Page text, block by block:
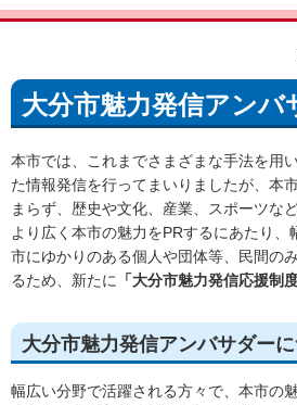
大分市魅力発信アンバ
本市では、これまでさまざまな手法を用
た情報発信を行ってまいりましたが、本
まらず、歴史や文化、産業、スポーツな
より広く本市の魅力をPRするにあたり、
市にゆかりのある個人や団体等、民間の
るため、新たに 「大分市魅力発信応援制度
大分市魅力発信アンバサダー
幅広い分野で活躍される方々で、本市の